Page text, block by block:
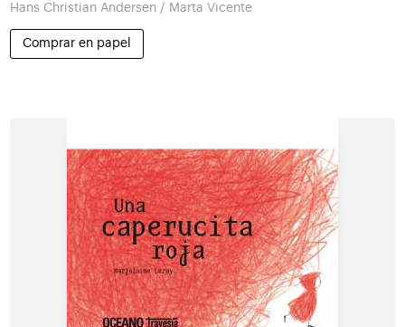
Hans Christian Andersen / Marta Vicente
Comprar en papel